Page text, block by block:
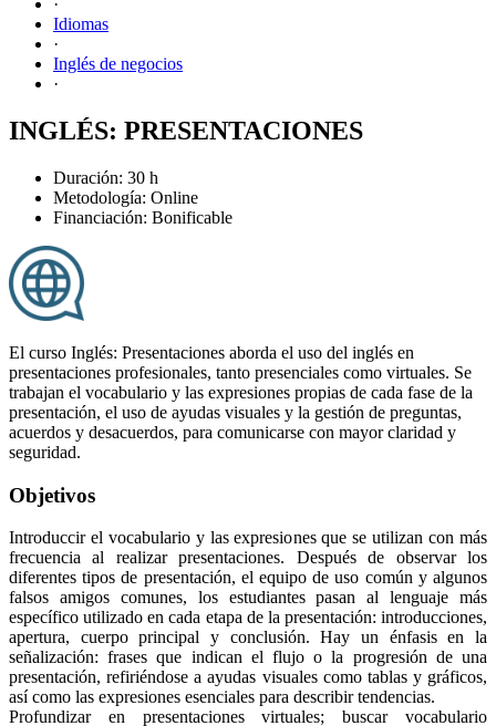
·
Idiomas
·
Inglés de negocios
·
INGLÉS: PRESENTACIONES
Duración: 30 h
Metodología: Online
Financiación: Bonificable
El curso Inglés: Presentaciones aborda el uso del inglés en
presentaciones profesionales, tanto presenciales como virtuales. Se
trabajan el vocabulario y las expresiones propias de cada fase de la
presentación, el uso de ayudas visuales y la gestión de preguntas,
acuerdos y desacuerdos, para comunicarse con mayor claridad y
seguridad.
Objetivos
Introduccir el vocabulario y las expresiones que se utilizan con más
frecuencia al realizar presentaciones. Después de observar los
diferentes tipos de presentación, el equipo de uso común y algunos
falsos amigos comunes, los estudiantes pasan al lenguaje más
específico utilizado en cada etapa de la presentación: introducciones,
apertura, cuerpo principal y conclusión. Hay un énfasis en la
señalización: frases que indican el flujo o la progresión de una
presentación, refiriéndose a ayudas visuales como tablas y gráficos,
así como las expresiones esenciales para describir tendencias.
Profundizar en presentaciones virtuales; buscar vocabulario